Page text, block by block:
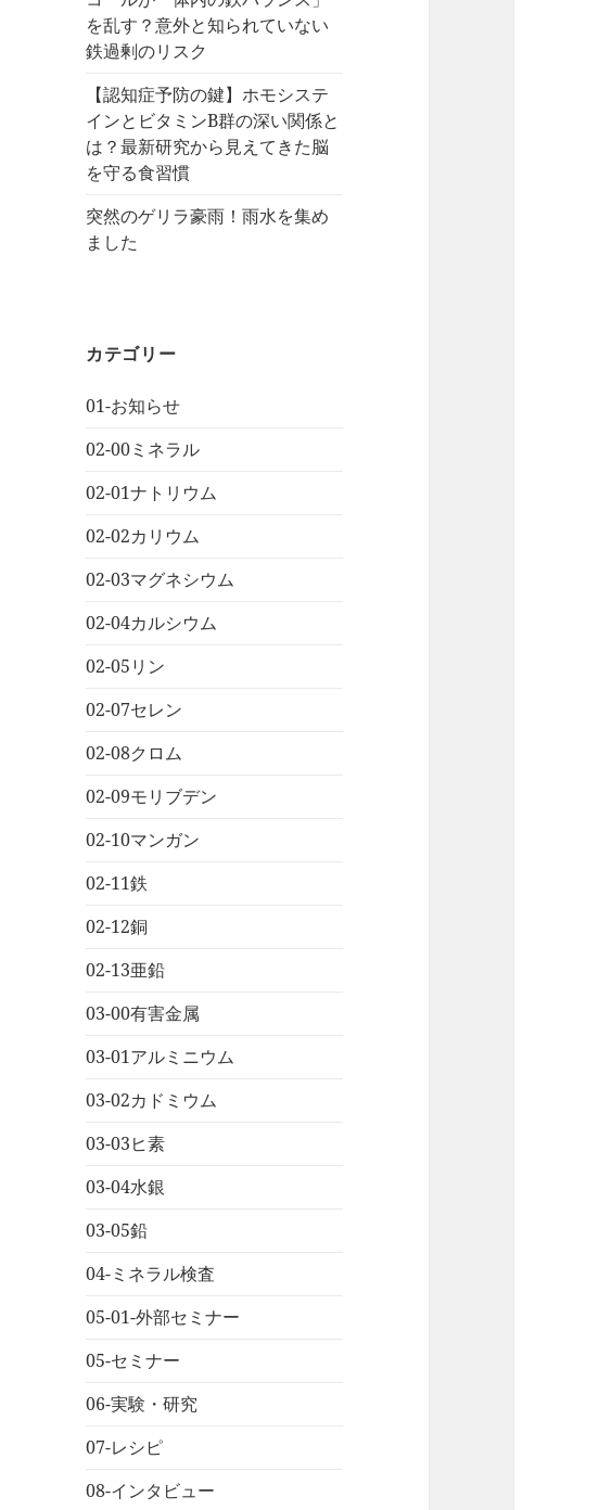
を乱す？意外と知られていない
鉄過剰のリスク
【認知症予防の鍵】ホモシステ
インとビタミンB群の深い関係と
は？最新研究から見えてきた脳
を守る食習慣
突然のゲリラ豪雨！雨水を集め
ました
カテゴリー
01-お知らせ
02-00ミネラル
02-01ナトリウム
02-02カリウム
02-03マグネシウム
02-04カルシウム
02-05リン
02-07セレン
02-08クロム
02-09モリブデン
02-10マンガン
02-11鉄
02-12銅
02-13亜鉛
03-00有害金属
03-01アルミニウム
03-02カドミウム
03-03ヒ素
03-04水銀
03-05鉛
04-ミネラル検査
05-01-外部セミナー
05-セミナー
06-実験・研究
07-レシピ
08-インタビュー